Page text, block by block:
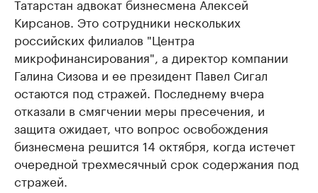
Кирсанов. Это сотрудники нескольких
российских филиалов "Центра
микрофинансирования", а директор компании
Галина Сизова и ее президент Павел Сигал
остаются под стражей. Последнему вчера
отказали в смягчении меры пресечения, и
защита ожидает, что вопрос освобождения
бизнесмена решится 14 октября, когда истечет
очередной трехмесячный срок содержания под
стражей.